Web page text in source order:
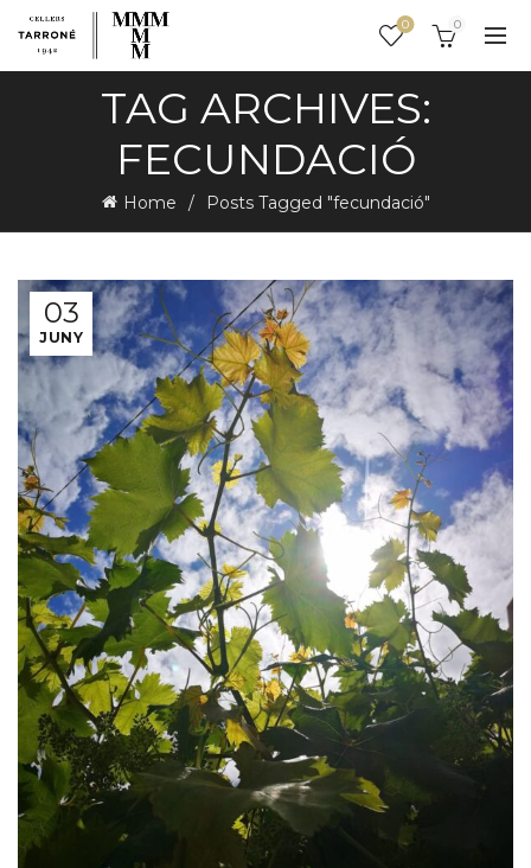
0 0
TAG ARCHIVES:
FECUNDACIÓ
Home Posts Tagged "fecundació"
03
JUNY